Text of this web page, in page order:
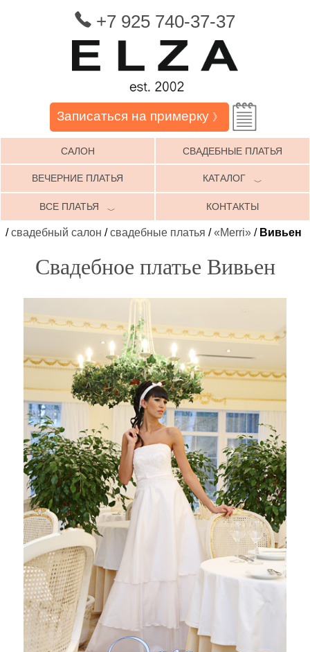
+7 925 740-37-37
Записаться на примерку 》
САЛОН СВАДЕБНЫЕ ПЛАТЬЯ
ВЕЧЕРНИЕ ПЛАТЬЯ КАТАЛОГ ﹀
ВСЕ ПЛАТЬЯ ﹀ КОНТАКТЫ
/свадебный салон /свадебные платья /«Merri» / Вивьен
Свадебное платье Вивьен